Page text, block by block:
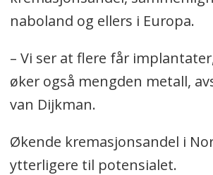
naboland og ellers i Europa.
– Vi ser at flere får
øker også mengden metall,
van Dijkman.
Økende kremasjonsandel i
ytterligere til potensialet.